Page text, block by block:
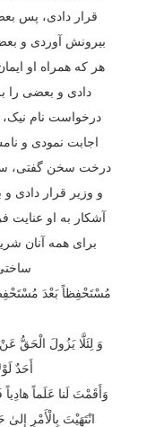
قرار دادی، پس
بیرونش آوردی و
هر که همراه او
دادی و بعضی را
درخواست نام نیک،
اجابت نمودی و
درخت سخن گفتی،
و وزیر قرار دادی
آشکار به او عنایت
برای همه آنان
مُسْتَحْفِظاً بَعْدَ
وَ لِئَلَّا يَزُولَ الْحَقُّ
أَحَدٌ
وَأَقَمْتَ لَنا عَلَماً
انْتَهَيْتَ بِالْأَمْرِ